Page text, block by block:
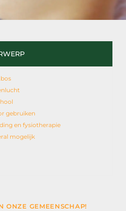
gebruiken
en fysiotherapie
mogelijk
ONZE GEMEENSCHAP!